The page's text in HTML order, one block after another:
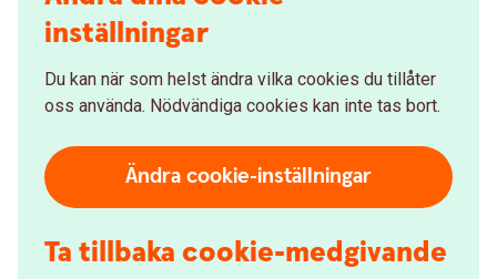
inställningar
Du kan när som helst ändra vilka cookies du tillåter
oss använda. Nödvändiga cookies kan inte tas bort.
Ändra cookie-inställningar
Ta tillbaka cookie-medgivande